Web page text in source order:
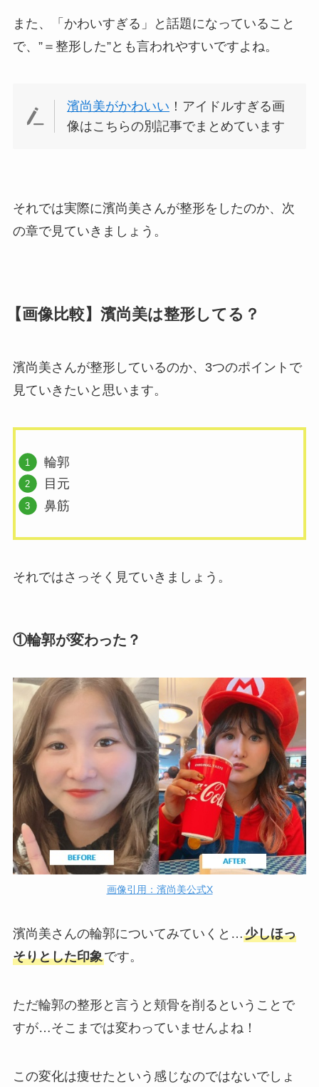
また、「かわいすぎる」と話題になっていること
で、”＝整形した”とも言われやすいですよね。
濱尚美がかわいい ！アイドルすぎる画
像はこちらの別記事でまとめています
それでは実際に濱尚美さんが整形をしたのか、次
の章で見ていきましょう。
【画像比較】濱尚美は整形してる？
濱尚美さんが整形しているのか、3つのポイントで
見ていきたいと思います。
輪郭
目元
鼻筋
それではさっそく見ていきましょう。
①輪郭が変わった？
画像引用：濱尚美公式X
濱尚美さんの輪郭についてみていくと…少しほっ
そりとした印象です。
ただ輪郭の整形と言うと頬骨を削るということで
すが…そこまでは変わっていませんよね！
この変化は痩せたという感じなのではないでしょ